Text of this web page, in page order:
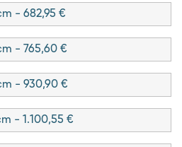
- 682,95 €
- 765,60 €
- 930,90 €
- 1.100,55 €